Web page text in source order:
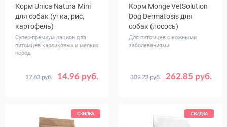
Корм Unica Natura Mini
для собак (утка, рис,
картофель)
Супер-премиум рацион для
питомцев карликовых и мелких
пород
14.96 руб.
17.60 руб.
Вес, кг 0.8 2.5 7.5
Корм Monge VetSolution
Dog Dermatosis для
собак (лосось)
Для питомцев с кожными
заболеваниями
262.85 руб.
309.23 руб.
Вес, кг 2 12
СКИДКА СКИДКА